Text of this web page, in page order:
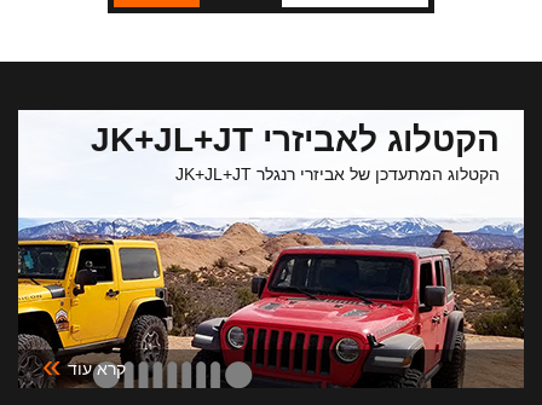
הקטלוג לאביזרי JK+JL+JT
הקטלוג המתעדכן של אביזרי רנגלר JK+JL+JT
קרא עוד »